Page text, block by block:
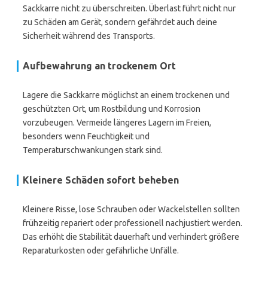
Sackkarre nicht zu überschreiten. Überlast führt nicht nur
zu Schäden am Gerät, sondern gefährdet auch deine
Sicherheit während des Transports.
Aufbewahrung an trockenem Ort
Lagere die Sackkarre möglichst an einem trockenen und
geschützten Ort, um Rostbildung und Korrosion
vorzubeugen. Vermeide längeres Lagern im Freien,
besonders wenn Feuchtigkeit und
Temperaturschwankungen stark sind.
Kleinere Schäden sofort beheben
Kleinere Risse, lose Schrauben oder Wackelstellen sollten
frühzeitig repariert oder professionell nachjustiert werden.
Das erhöht die Stabilität dauerhaft und verhindert größere
Reparaturkosten oder gefährliche Unfälle.